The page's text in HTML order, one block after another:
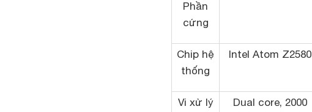
Phần
cứng
Chip hệ
thống
Intel Atom Z2580
Vi xử lý
Dual core, 2000